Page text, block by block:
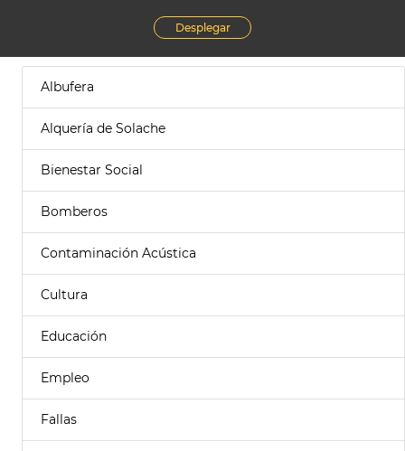
Desplegar
Albufera
Alquería de Solache
Bienestar Social
Bomberos
Contaminación Acústica
Cultura
Educación
Empleo
Fallas